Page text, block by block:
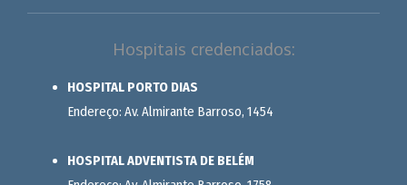
Hospitais credenciados:
HOSPITAL PORTO DIAS
Endereço: Av. Almirante Barroso, 1454
HOSPITAL ADVENTISTA DE BELÉM